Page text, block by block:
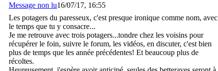
Message non lu16/07/17, 16:55
Les potagers du paresseux, c'est presque ironique comme nom, avec
le temps que tu y consacre...
Je me retrouve avec trois potagers...tondre chez les voisins pour
récupérer le foin, suivre le forum, les vidéos, en discuter, c'est bien
plus de temps que les année précédentes! Et beaucoup plus de
récoltes.